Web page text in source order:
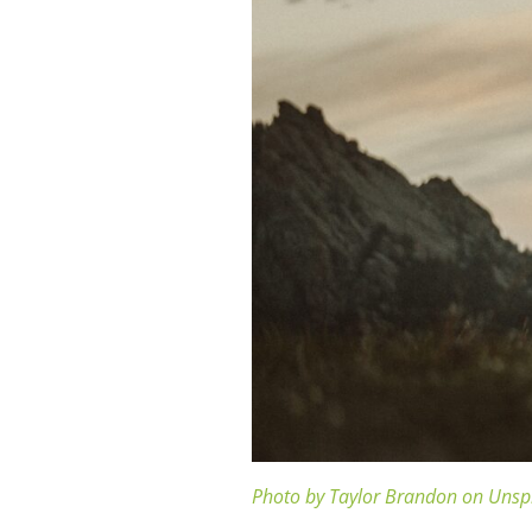
Photo by Taylor Brandon on